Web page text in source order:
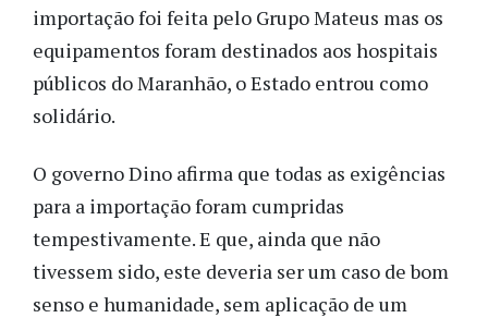
importação foi feita pelo Grupo Mateus mas os
equipamentos foram destinados aos hospitais
públicos do Maranhão, o Estado entrou como
solidário.
O governo Dino afirma que todas as exigências
para a importação foram cumpridas
tempestivamente. E que, ainda que não
tivessem sido, este deveria ser um caso de bom
senso e humanidade, sem aplicação de um